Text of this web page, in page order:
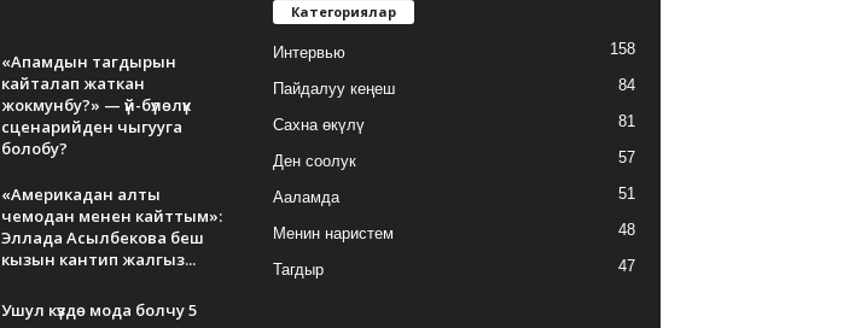
«Апамдын тагдырын
кайталап жаткан
жокмунбу?» — үй-бүлөлүк
сценарийден чыгууга
болобу?
«Америкадан алты
чемодан менен кайттым»:
Эллада Асылбекова беш
кызын кантип жалгыз...
Ушул күздө мода болчу 5
Категориялар
Интервью 158
Пайдалуу кеңеш 84
Сахна өкүлү 81
Ден соолук 57
Ааламда 51
Менин наристем 48
Тагдыр 47